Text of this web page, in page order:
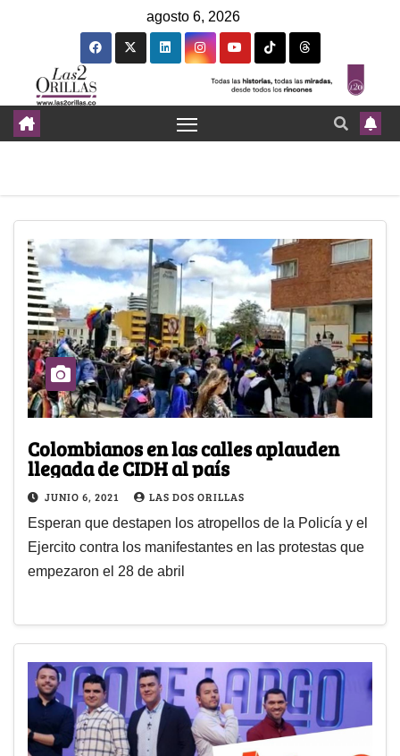
agosto 6, 2026
Colombianos en las calles aplauden
llegada de CIDH al país
JUNIO 6, 2021 LAS DOS ORILLAS
Esperan que destapen los atropellos de la Policía y el
Ejercito contra los manifestantes en las protestas que
empezaron el 28 de abril